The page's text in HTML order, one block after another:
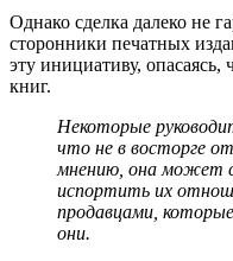
Однако сделка далеко не
сторонники печатных
эту инициативу, опасаясь,
книг.
Некоторые
что не в восторге
мнению, она может
испортить их
продавцами,
они.